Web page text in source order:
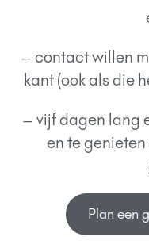
– contact willen
kant (ook als die
– vijf dagen lang
en te
Plan een